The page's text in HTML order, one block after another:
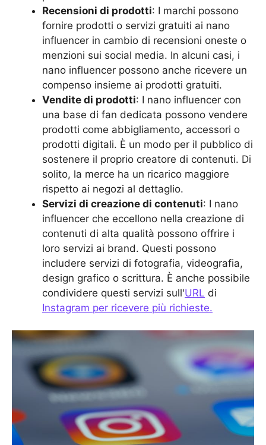
Recensioni di prodotti: I marchi possono
fornire prodotti o servizi gratuiti ai nano
influencer in cambio di recensioni oneste o
menzioni sui social media. In alcuni casi, i
nano influencer possono anche ricevere un
compenso insieme ai prodotti gratuiti.
Vendite di prodotti: I nano influencer con
una base di fan dedicata possono vendere
prodotti come abbigliamento, accessori o
prodotti digitali. È un modo per il pubblico di
sostenere il proprio creatore di contenuti. Di
solito, la merce ha un ricarico maggiore
rispetto ai negozi al dettaglio.
Servizi di creazione di contenuti: I nano
influencer che eccellono nella creazione di
contenuti di alta qualità possono offrire i
loro servizi ai brand. Questi possono
includere servizi di fotografia, videografia,
design grafico o scrittura. È anche possibile
condividere questi servizi sull'URL di
Instagram per ricevere più richieste.